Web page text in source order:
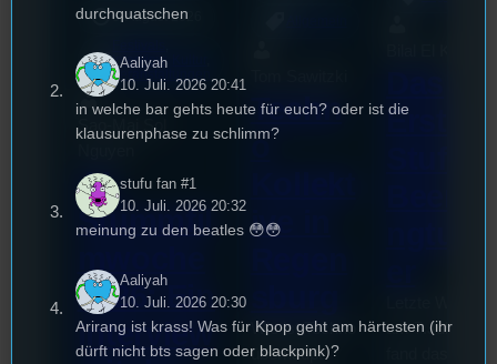
3. August 2026
Interview,
Veranstaltungen
Sao-Mai Sol
44.
Stummfil
2026: Ein
Interview
Techn
o
ive in
Wie ist Techno
überhaupt
Erste
am 7.Juli 2026
durchquatschen
Aaliyah
10. Juli. 2026 20:41
in welche bar gehts heute für euch? oder ist die
klausurenphase zu schlimm?
stufu fan #1
10. Juli. 2026 20:32
meinung zu den beatles 😳😳
Aaliyah
10. Juli. 2026 20:30
Arirang ist krass! Was für Kpop geht am härtesten (ihr
dürft nicht bts sagen oder blackpink)?